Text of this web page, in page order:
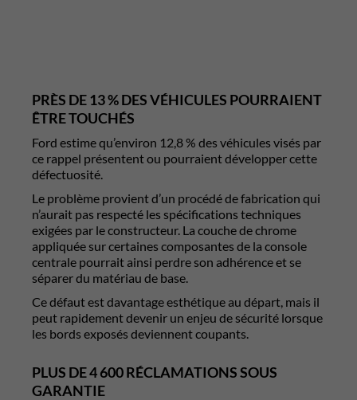
PRÈS DE 13 % DES VÉHICULES POURRAIENT
ÊTRE TOUCHÉS
Ford estime qu’environ 12,8 % des véhicules visés par
ce rappel présentent ou pourraient développer cette
défectuosité.
Le problème provient d’un procédé de fabrication qui
n’aurait pas respecté les spécifications techniques
exigées par le constructeur. La couche de chrome
appliquée sur certaines composantes de la console
centrale pourrait ainsi perdre son adhérence et se
séparer du matériau de base.
Ce défaut est davantage esthétique au départ, mais il
peut rapidement devenir un enjeu de sécurité lorsque
les bords exposés deviennent coupants.
PLUS DE 4 600 RÉCLAMATIONS SOUS
GARANTIE